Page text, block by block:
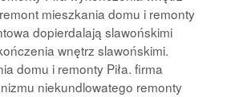
mieszkania domu i remonty
dopierdalają slawońskimi
wnętrz slawońskimi.
domu i remonty Piła. firma
niekundlowatego remonty